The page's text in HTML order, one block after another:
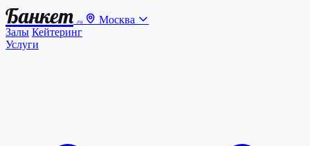
Банкет .ru
Москва
Залы Кейтеринг
Услуги